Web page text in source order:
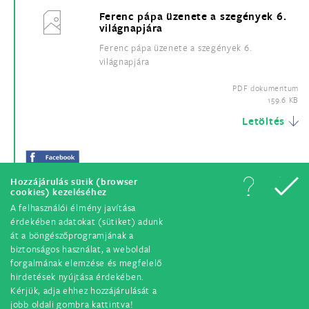
Hozzájárulás sütik (browser
cookies) kezeléséhez
A felhasználói élmény javítása
érdekében adatokat (sütiket) adunk
át a böngészőprogramjának a
biztonságos használat, a weboldal
forgalmának elemzése és megfelelő
hirdetések nyújtása érdekében.
Kérjük, adja ehhez hozzájárulását a
jobb oldali gombra kattintva!
Ferenc pápa üzenete a szegények 6.
világnapjára
Ferenc pápa üzenete a szegények 6.
világnapjára
PDF dokumentum
159.6 KB
Letöltés
© Minden jog fenntartva. 2018.